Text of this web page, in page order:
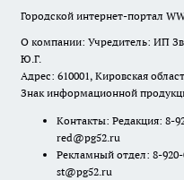
Городской интернет-портал
О компании: Учредитель: ИП
Ю.Г.
Адрес: 610001, Кировская
Знак информационной
Контакты: Редакция: 8-
red@pg52.ru
Рекламный отдел: 8-
st@pg52.ru